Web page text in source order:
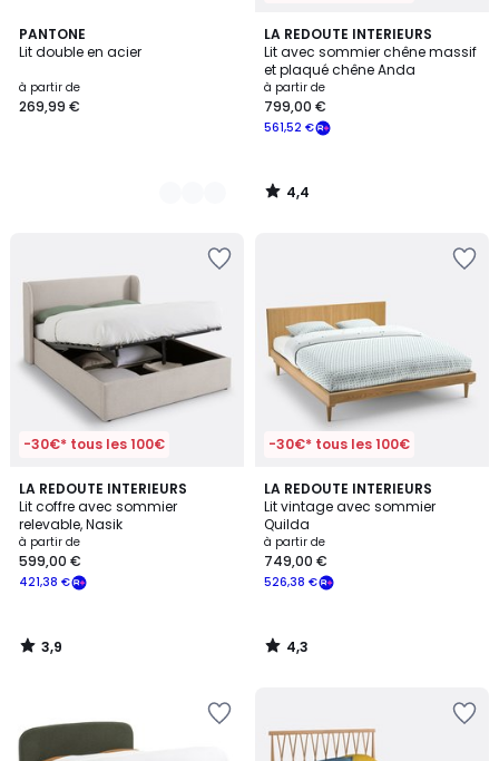
PANTONE
Lit double en acier
à partir de
269,99 €
3
Couleurs
LA REDOUTE INTERIEURS
Lit avec sommier chêne massif
et plaqué chêne Anda
à partir de
561,52 €
799,00 €
4,4
/ 5
4,4
/
-30€* tous les 100€
LA REDOUTE INTERIEURS
Lit coffre avec sommier
relevable, Nasik
à partir de
421,38 €
599,00 €
3,9
/ 5
3,9
/
-30€* tous les 100€
LA REDOUTE INTERIEURS
Lit vintage avec sommier
Quilda
à partir de
526,38 €
749,00 €
4,3
/ 5
4,3
/